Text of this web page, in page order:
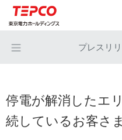
プレスリ
停電が解消したエ
続しているお客さ